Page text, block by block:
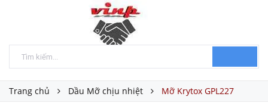
Trang chủ Dầu Mỡ chịu nhiệt Mỡ Krytox GPL227